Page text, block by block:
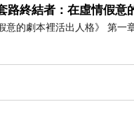
路終結者：在虛情假意
意的劇本裡活出人格》 第